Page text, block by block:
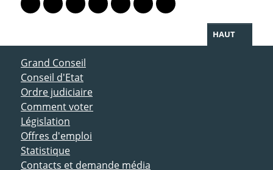
Lien vers le profil Mastodon
Lien vers le profil Bluesky
Lien vers le profil Instagram
Lien vers le profil Linkedin
Lien vers le profil Facebook
Lien vers le profil Twitter
Partager par WhatsApp
HAUT
ACCÈS DIRECT
Grand Conseil
Conseil d'Etat
Ordre judiciaire
Comment voter
Législation
Offres d'emploi
Statistique
Contacts et demande média